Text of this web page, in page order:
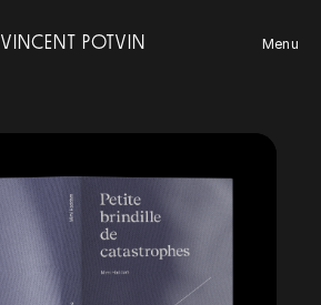
VINCENT POTVIN Menu